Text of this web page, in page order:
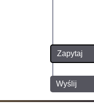
Wyślij
Zapytaj